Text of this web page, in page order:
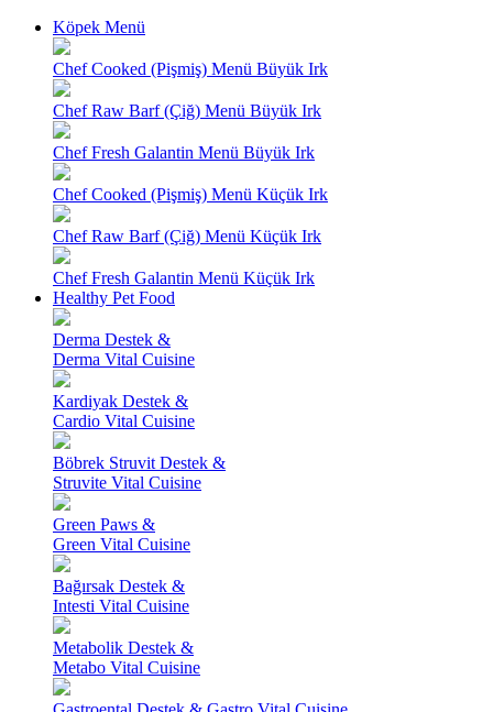
Köpek Menü
Chef Cooked (Pişmiş) Menü Büyük Irk
Chef Raw Barf (Çiğ) Menü Büyük Irk
Chef Fresh Galantin Menü Büyük Irk
Chef Cooked (Pişmiş) Menü Küçük Irk
Chef Raw Barf (Çiğ) Menü Küçük Irk
Chef Fresh Galantin Menü Küçük Irk
Healthy Pet Food
Derma Destek &
Derma Vital Cuisine
Kardiyak Destek &
Cardio Vital Cuisine
Böbrek Struvit Destek &
Struvite Vital Cuisine
Green Paws &
Green Vital Cuisine
Bağırsak Destek &
Intesti Vital Cuisine
Metabolik Destek &
Metabo Vital Cuisine